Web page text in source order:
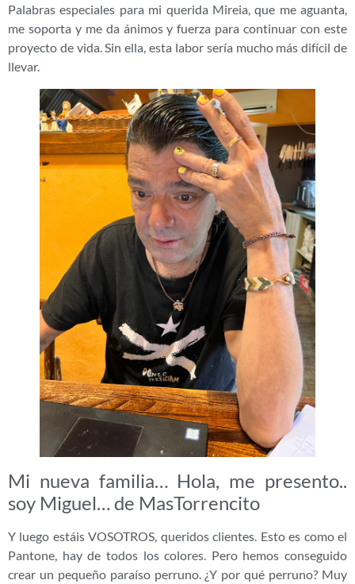
Palabras especiales para mi querida Mireia, que me aguanta,
me soporta y me da ánimos y fuerza para continuar con este
proyecto de vida. Sin ella, esta labor sería mucho más difícil de
llevar.
Mi nueva familia… Hola, me presento..
soy Miguel… de MasTorrencito
Y luego estáis VOSOTROS, queridos clientes. Esto es como el
Pantone, hay de todos los colores. Pero hemos conseguido
crear un pequeño paraíso perruno. ¿Y por qué perruno? Muy